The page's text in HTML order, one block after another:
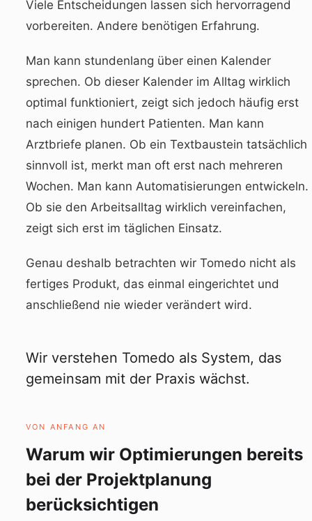
Viele Entscheidungen lassen sich hervorragend
vorbereiten. Andere benötigen Erfahrung.
Man kann stundenlang über einen Kalender
sprechen. Ob dieser Kalender im Alltag wirklich
optimal funktioniert, zeigt sich jedoch häufig erst
nach einigen hundert Patienten. Man kann
Arztbriefe planen. Ob ein Textbaustein tatsächlich
sinnvoll ist, merkt man oft erst nach mehreren
Wochen. Man kann Automatisierungen entwickeln.
Ob sie den Arbeitsalltag wirklich vereinfachen,
zeigt sich erst im täglichen Einsatz.
Genau deshalb betrachten wir Tomedo nicht als
fertiges Produkt, das einmal eingerichtet und
anschließend nie wieder verändert wird.
Wir verstehen Tomedo als System, das
gemeinsam mit der Praxis wächst.
VON ANFANG AN
Warum wir Optimierungen bereits
bei der Projektplanung
berücksichtigen